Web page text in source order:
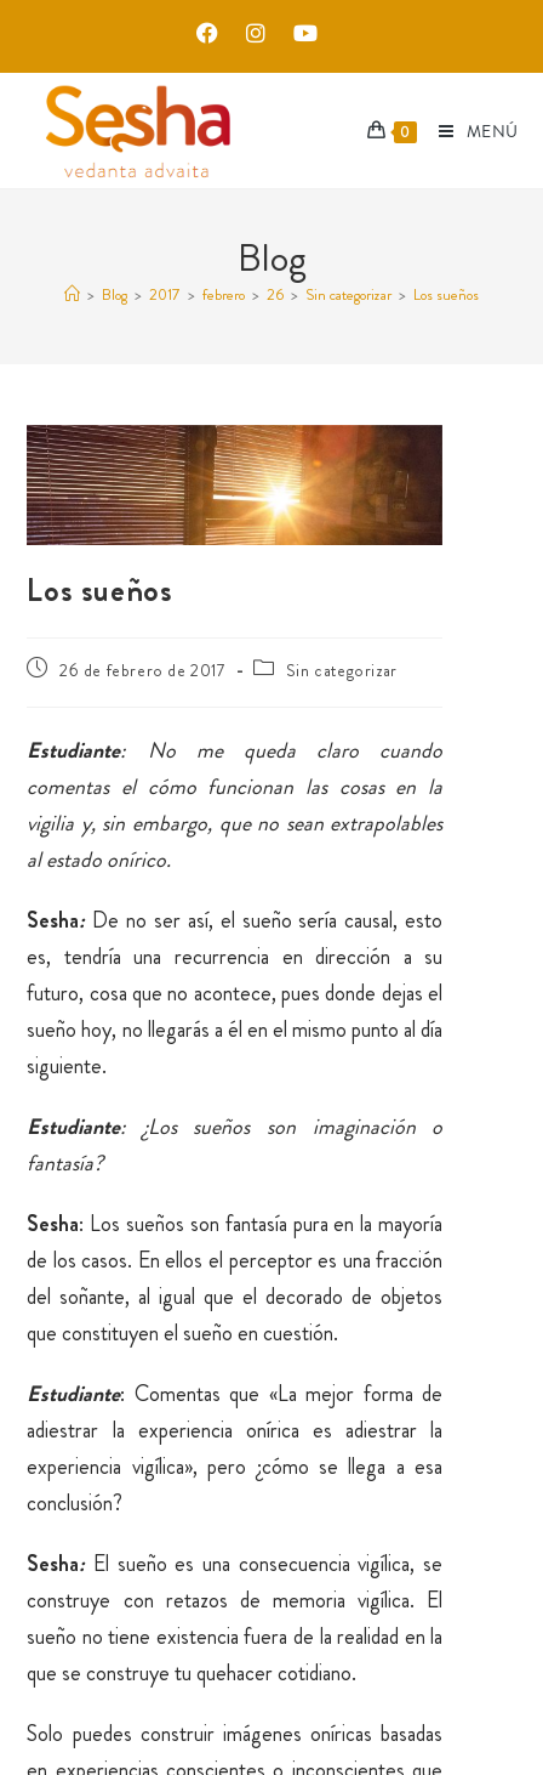
0 MENÚ
Blog
> Blog > 2017 > febrero > 26 > Sin categorizar > Los sueños
Los sueños
26 de febrero de 2017 Sin categorizar
Estudiante: No me queda claro cuando
comentas el cómo funcionan las cosas en la
vigilia y, sin embargo, que no sean extrapolables
al estado onírico.
Sesha: De no ser así, el sueño sería causal, esto
es, tendría una recurrencia en dirección a su
futuro, cosa que no acontece, pues donde dejas el
sueño hoy, no llegarás a él en el mismo punto al día
siguiente.
Estudiante: ¿Los sueños son imaginación o
fantasía?
Sesha: Los sueños son fantasía pura en la mayoría
de los casos. En ellos el perceptor es una fracción
del soñante, al igual que el decorado de objetos
que constituyen el sueño en cuestión.
Estudiante: Comentas que «La mejor forma de
adiestrar la experiencia onírica es adiestrar la
experiencia vigílica», pero ¿cómo se llega a esa
conclusión?
Sesha: El sueño es una consecuencia vigílica, se
construye con retazos de memoria vigílica. El
sueño no tiene existencia fuera de la realidad en la
que se construye tu quehacer cotidiano.
Solo puedes construir imágenes oníricas basadas